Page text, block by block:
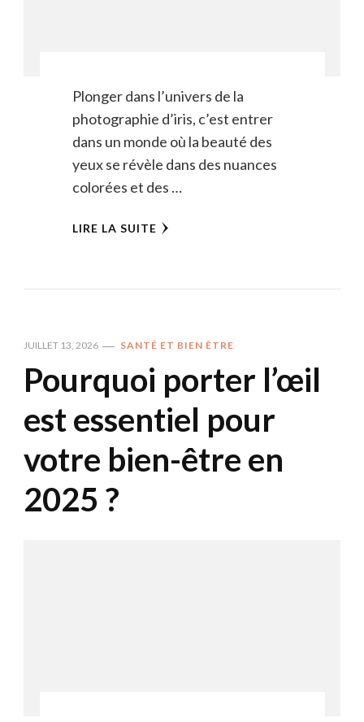
Plonger dans l’univers de la
photographie d’iris, c’est entrer
dans un monde où la beauté des
yeux se révèle dans des nuances
colorées et des …
LIRE LA SUITE
JUILLET 13, 2026 SANTÉ ET BIEN ÊTRE
Pourquoi porter l’œil
est essentiel pour
votre bien-être en
2025 ?